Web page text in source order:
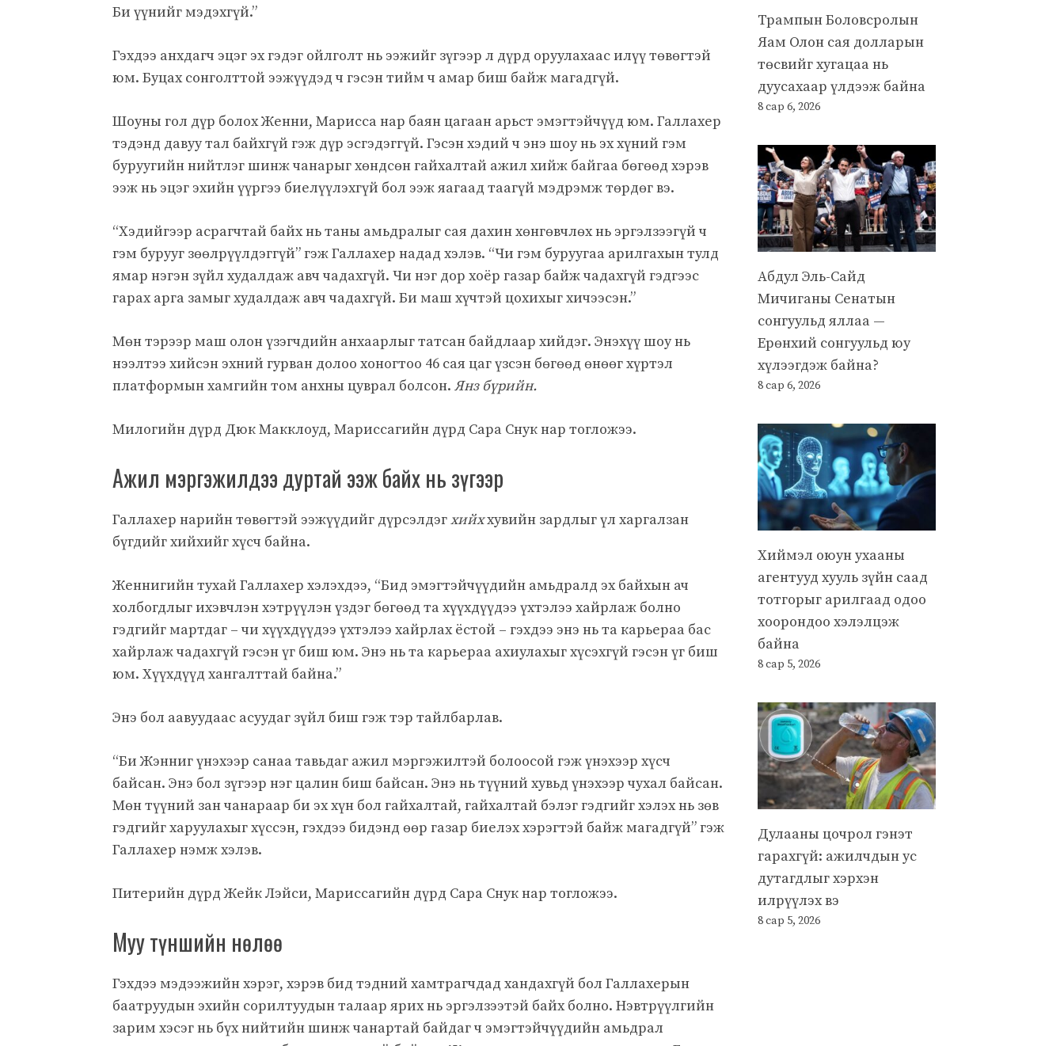
Би үүнийг мэдэхгүй.”
Гэхдээ анхдагч эцэг эх гэдэг ойлголт нь ээжийг зүгээр л дүрд оруулахаас илүү төвөгтэй
юм. Буцах сонголттой ээжүүдэд ч гэсэн тийм ч амар биш байж магадгүй.
Шоуны гол дүр болох Женни, Марисса нар баян цагаан арьст эмэгтэйчүүд юм. Галлахер
тэдэнд давуу тал байхгүй гэж дүр эсгэдэггүй. Гэсэн хэдий ч энэ шоу нь эх хүний ​​гэм
буруугийн нийтлэг шинж чанарыг хөндсөн гайхалтай ажил хийж байгаа бөгөөд хэрэв
ээж нь эцэг эхийн үүргээ биелүүлэхгүй бол ээж яагаад таагүй мэдрэмж төрдөг вэ.
“Хэдийгээр асрагчтай байх нь таны амьдралыг сая дахин хөнгөвчлөх нь эргэлзээгүй ч
гэм бурууг зөөлрүүлдэггүй” гэж Галлахер надад хэлэв. “Чи гэм буруугаа арилгахын тулд
ямар нэгэн зүйл худалдаж авч чадахгүй. Чи нэг дор хоёр газар байж чадахгүй гэдгээс
гарах арга замыг худалдаж авч чадахгүй. Би маш хүчтэй цохихыг хичээсэн.”
Мөн тэрээр маш олон үзэгчдийн анхаарлыг татсан байдлаар хийдэг. Энэхүү шоу нь
нээлтээ хийсэн эхний гурван долоо хоногтоо 46 сая цаг үзсэн бөгөөд өнөөг хүртэл
платформын хамгийн том анхны цуврал болсон. Янз бүрийн.
Милогийн дүрд Дюк Макклоуд, Мариссагийн дүрд Сара Снук нар тогложээ.
Ажил мэргэжилдээ дуртай ээж байх нь зүгээр
Галлахер нарийн төвөгтэй ээжүүдийг дүрсэлдэгхийххувийн зардлыг үл харгалзан
бүгдийг хийхийг хүсч байна.
Женнигийн тухай Галлахер хэлэхдээ, “Бид эмэгтэйчүүдийн амьдралд эх байхын ач
холбогдлыг ихэвчлэн хэтрүүлэн үздэг бөгөөд та хүүхдүүдээ үхтэлээ хайрлаж болно
гэдгийг мартдаг – чи хүүхдүүдээ үхтэлээ хайрлах ёстой – гэхдээ энэ нь та карьераа бас
хайрлаж чадахгүй гэсэн үг биш юм. Энэ нь та карьераа ахиулахыг хүсэхгүй гэсэн үг биш
юм. Хүүхдүүд хангалттай байна.”
Энэ бол аавуудаас асуудаг зүйл биш гэж тэр тайлбарлав.
“Би Жэнниг үнэхээр санаа тавьдаг ажил мэргэжилтэй болоосой гэж үнэхээр хүсч
байсан. Энэ бол зүгээр нэг цалин биш байсан. Энэ нь түүний хувьд үнэхээр чухал байсан.
Мөн түүний зан чанараар би эх хүн бол гайхалтай, гайхалтай бэлэг гэдгийг хэлэх нь зөв
гэдгийг харуулахыг хүссэн, гэхдээ бидэнд өөр газар биелэх хэрэгтэй байж магадгүй” гэж
Галлахер нэмж хэлэв.
Питерийн дүрд Жейк Лэйси, Мариссагийн дүрд Сара Снук нар тогложээ.
Муу түншийн нөлөө
Гэхдээ мэдээжийн хэрэг, хэрэв бид тэдний хамтрагчдад хандахгүй бол Галлахерын
баатруудын эхийн сорилтуудын талаар ярих нь эргэлзээтэй байх болно. Нэвтрүүлгийн
зарим хэсэг нь бүх нийтийн шинж чанартай байдаг ч эмэгтэйчүүдийн амьдрал
Трампын Боловсролын
Яам Олон сая долларын
төсвийг хугацаа нь
дуусахаар үлдээж байна
8 сар 6, 2026
Абдул Эль-Сайд
Мичиганы Сенатын
сонгуульд яллаа —
Ерөнхий сонгуульд юу
хүлээгдэж байна?
8 сар 6, 2026
Хиймэл оюун ухааны
агентууд хууль зүйн саад
тотгорыг арилгаад одоо
хоорондоо хэлэлцэж
байна
8 сар 5, 2026
Дулааны цочрол гэнэт
гарахгүй: ажилчдын ус
дутагдлыг хэрхэн
илрүүлэх вэ
8 сар 5, 2026